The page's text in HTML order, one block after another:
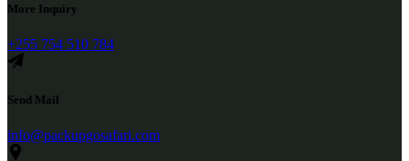
More Inquiry
+255 754 510 784
Send Mail
info@packupgosafari.com